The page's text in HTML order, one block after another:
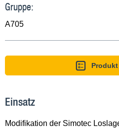
Gruppe:
A705
Produkt
Einsatz
Modifikation der Simotec